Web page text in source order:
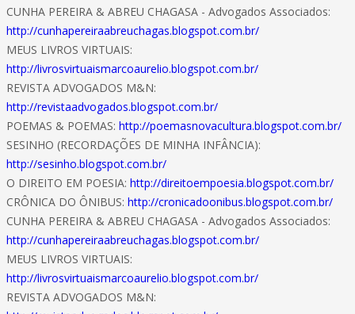
CUNHA PEREIRA & ABREU CHAGASA - Advogados Associados:
http://cunhapereiraabreuchagas.blogspot.com.br/
MEUS LIVROS VIRTUAIS:
http://livrosvirtuaismarcoaurelio.blogspot.com.br/
REVISTA ADVOGADOS M&N:
http://revistaadvogados.blogspot.com.br/
POEMAS & POEMAS: http://poemasnovacultura.blogspot.com.br/
SESINHO (RECORDAÇÕES DE MINHA INFÂNCIA):
http://sesinho.blogspot.com.br/
O DIREITO EM POESIA: http://direitoempoesia.blogspot.com.br/
CRÔNICA DO ÔNIBUS: http://cronicadoonibus.blogspot.com.br/
CUNHA PEREIRA & ABREU CHAGASA - Advogados Associados:
http://cunhapereiraabreuchagas.blogspot.com.br/
MEUS LIVROS VIRTUAIS:
http://livrosvirtuaismarcoaurelio.blogspot.com.br/
REVISTA ADVOGADOS M&N: